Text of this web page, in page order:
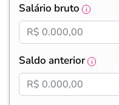
Salário bruto
Saldo anterior